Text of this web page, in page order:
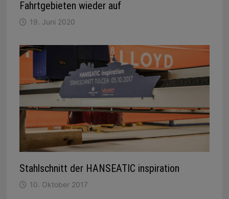
Fahrtgebieten wieder auf
19. Juni 2020
Stahlschnitt der HANSEATIC inspiration
10. Oktober 2017